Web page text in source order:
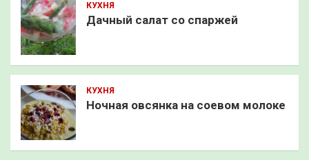
КУХНЯ
Дачный салат со спаржей
КУХНЯ
Ночная овсянка на соевом молоке